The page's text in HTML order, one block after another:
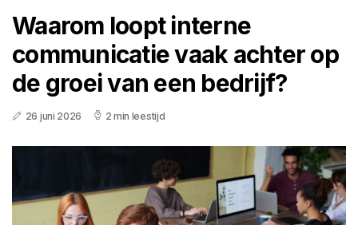
Waarom loopt interne
communicatie vaak achter op
de groei van een bedrijf?
26 juni 2026 2 min leestijd